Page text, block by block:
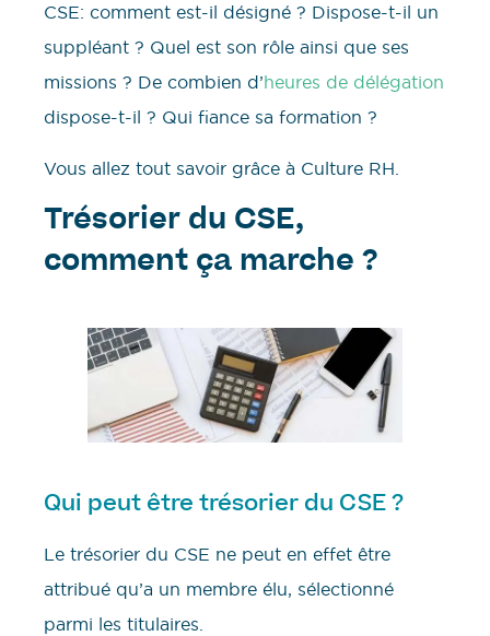
CSE: comment est-il désigné ? Dispose-t-il un
suppléant ? Quel est son rôle ainsi que ses
missions ? De combien d’heures de délégation
dispose-t-il ? Qui fiance sa formation ?
Vous allez tout savoir grâce à Culture RH.
Trésorier du CSE,
comment ça marche ?
Qui peut être trésorier du CSE ?
Le trésorier du CSE ne peut en effet être
attribué qu’a un membre élu, sélectionné
parmi les titulaires.